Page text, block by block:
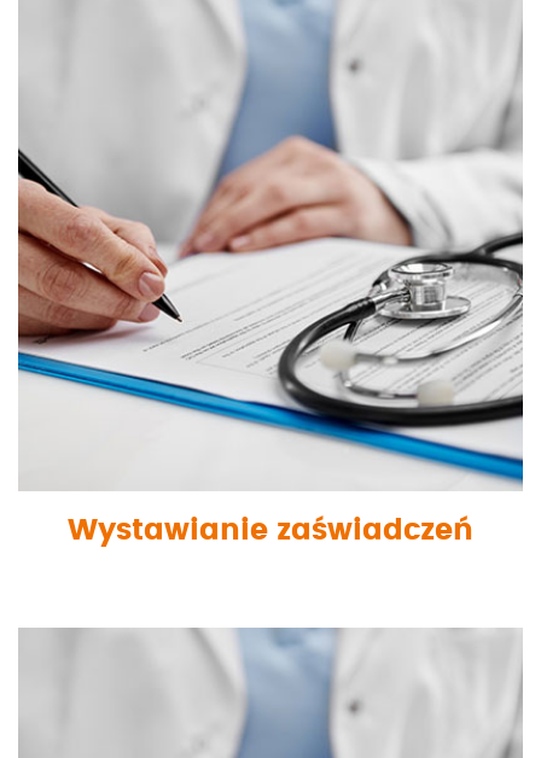
Wystawianie zaświadczeń